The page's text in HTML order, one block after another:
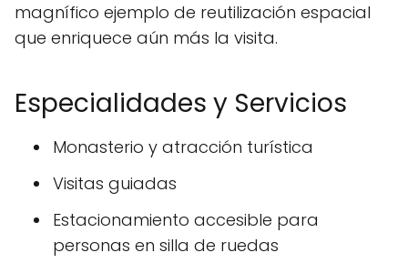
magnífico ejemplo de reutilización espacial
que enriquece aún más la visita.
Especialidades y Servicios
Monasterio y atracción turística
Visitas guiadas
Estacionamiento accesible para
personas en silla de ruedas